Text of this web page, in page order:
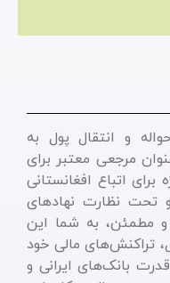
و انتقال پول به
مرجعی معتبر برای
اتباع افغانستانی
تحت نظارت نهادهای
و مطمئن، به شما این
تراکنش‌های مالی خود
بانک‌های ایرانی و